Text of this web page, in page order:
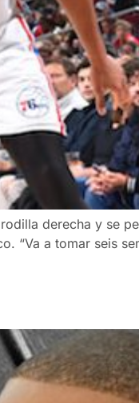
derecha y se
a tomar seis